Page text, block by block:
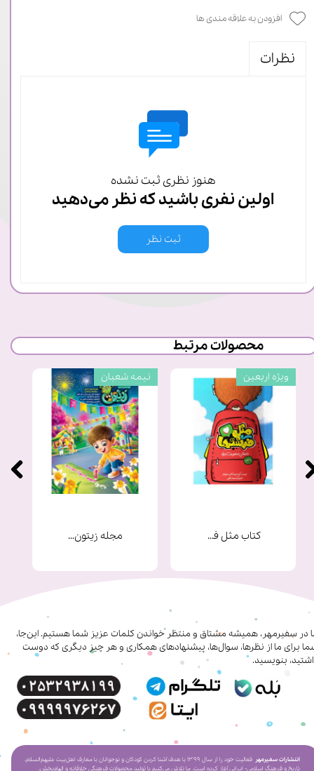
افزودن به علاقه مندی ها
نظرات
هنوز نظری ثبت نشده
اولین نفری باشید که نظر می‌دهید
ثبت نظر
محصولات مرتبط
مجله زیتون شماره 9
نیمه شعبان
کتاب مثل فرشته ها
ویژه اربعین
در سفیرمهر، همیشه مشتاق و منتظر خواندن کلمات عزیز شما هستیم. این‌جا،
برای ما از نظرها، سوال‌ها، پیشنهادهای همکاری‌ و هر چیز دیگری که دوست
بنویسید.
انتشارات سفیرمهر
فعالیت خود را از سال ۱۳۹۹ با هدف آشنا کردن کودکان و نوجوانان با معارف اهل‌بیت علیهم‌السلام،
تاریخ و فرهنگ اسلامی- ایرانی آغاز کرده است. ما تلاش می‌کنیم با تولید محصولات فرهنگی خلاقانه و الهام‌بخش،